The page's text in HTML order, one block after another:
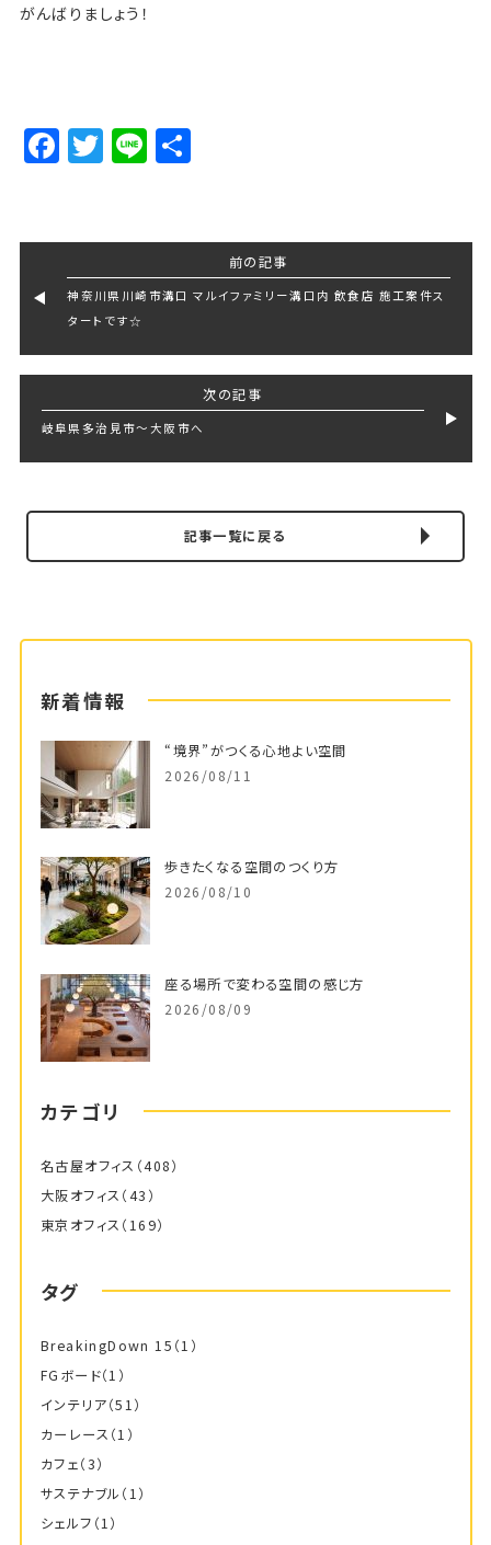
がんばりましょう！
Facebook
Twitter
LineShare
前の記事
神奈川県川崎市溝口 マルイファミリー溝口内 飲食店 施工案件ス
タートです☆
次の記事
岐阜県多治見市〜大阪市へ
記事一覧に戻る
新着情報
“境界”がつくる心地よい空間
2026/08/11
歩きたくなる空間のつくり方
2026/08/10
座る場所で変わる空間の感じ方
2026/08/09
カテゴリ
名古屋オフィス （408）
大阪オフィス （43）
東京オフィス （169）
タグ
BreakingDown 15 （1）
FGボード（1）
インテリア（51）
カーレース （1）
カフェ（3）
サステナブル （1）
シェルフ （1）